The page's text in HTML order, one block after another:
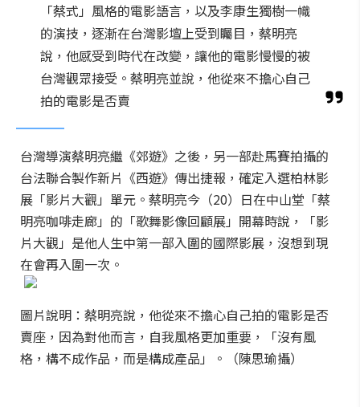
「蔡式」風格的電影語言，以及李康生獨樹一幟
的演技，逐漸在台灣影壇上受到矚目，蔡明亮
說，他感受到時代在改變，讓他的電影慢慢的被
台灣觀眾接受。蔡明亮並說，他從來不擔心自己
拍的電影是否賣
台灣導演蔡明亮繼《郊遊》之後，另一部赴馬賽拍攝的
台法聯合製作新片《西遊》傳出捷報，確定入選柏林影
展「影片大觀」單元。蔡明亮今（20）日在中山堂「蔡
明亮咖啡走廊」的「歌舞影像回顧展」開幕時說，「影
片大觀」是他人生中第一部入圍的國際影展，沒想到現
在會再入圍一次。
圖片說明：蔡明亮說，他從來不擔心自己拍的電影是否
賣座，因為對他而言，自我風格更加重要，「沒有風
格，構不成作品，而是構成產品」。（陳思瑜攝）